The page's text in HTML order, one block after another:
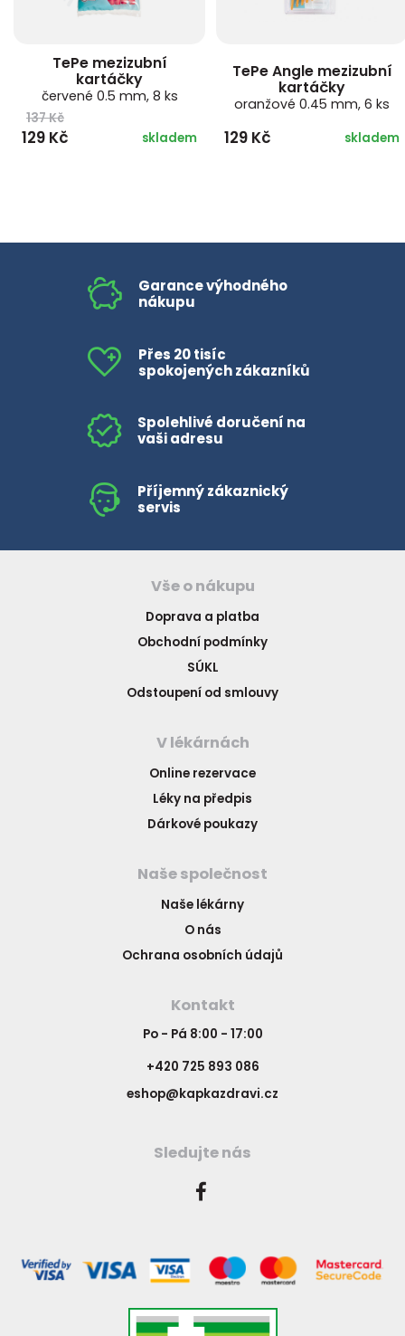
TePe mezizubní
kartáčky
červené 0.5 mm, 8 ks
137 Kč
129 Kč skladem
TePe Angle mezizubní
kartáčky
oranžové 0.45 mm, 6 ks
129 Kč skladem
Garance výhodného
nákupu
Přes 20 tisíc
spokojených zákazníků
Spolehlivé doručení na
vaši adresu
Příjemný zákaznický
servis
Vše o nákupu
Doprava a platba
Obchodní podmínky
SÚKL
Odstoupení od smlouvy
V lékárnách
Online rezervace
Léky na předpis
Dárkové poukazy
Naše společnost
Naše lékárny
O nás
Ochrana osobních údajů
Kontakt
Po - Pá 8:00 - 17:00
+420 725 893 086
eshop@kapkazdravi.cz
Sledujte nás